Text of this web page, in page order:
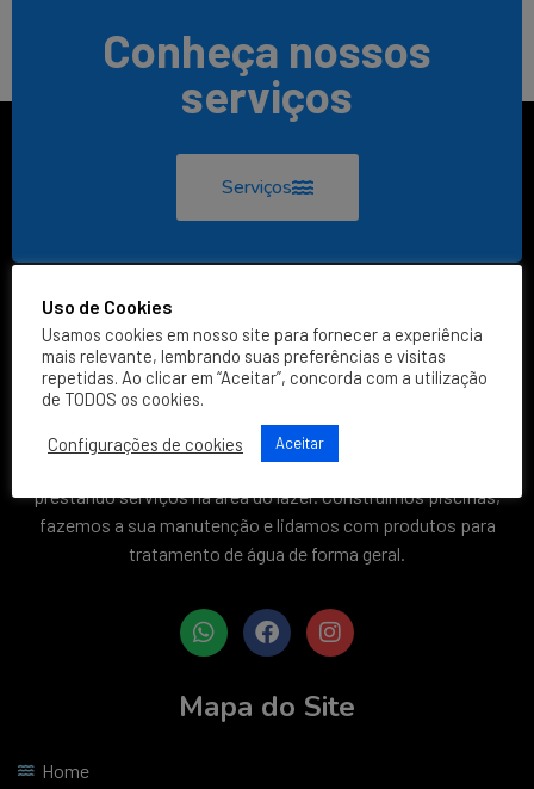
Conheça nossos
serviços
Serviços
existe há mais de33 anos
prestando serviços na área do lazer. Construímos piscinas,
fazemos a sua manutenção e lidamos com produtos para
tratamento de água de forma geral.
Mapa do Site
Home
Uso de Cookies
Usamos cookies em nosso site para fornecer a experiência
mais relevante, lembrando suas preferências e visitas
repetidas. Ao clicar em “Aceitar”, concorda com a utilização
de TODOS os cookies.
Configurações de cookies Aceitar